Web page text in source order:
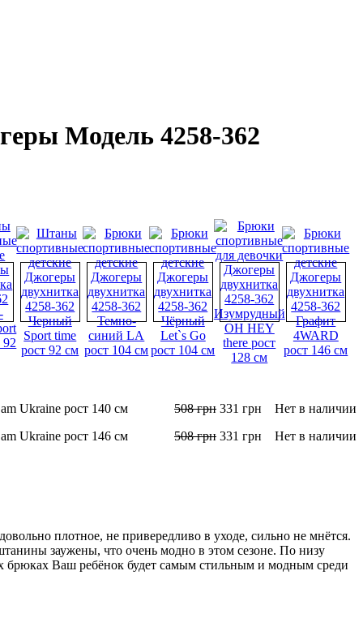
Модель 4258-362
Ukraine рост 140 см 508грн 331 грн
Нет в наличии
Ukraine рост 146 см
508грн 331 грн Нет в наличии
плотное, не привередливо в уходе, сильно не мнётся.
заужены, что очень модно в этом сезоне. По низу
брюках Ваш ребёнок будет самым стильным и модным среди